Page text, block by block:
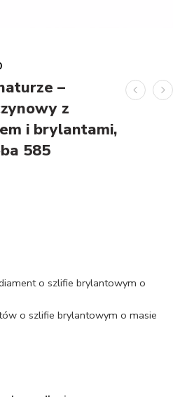
–
z
i brylantami,
585
o szlifie brylantowym o
o szlifie brylantowym o masie